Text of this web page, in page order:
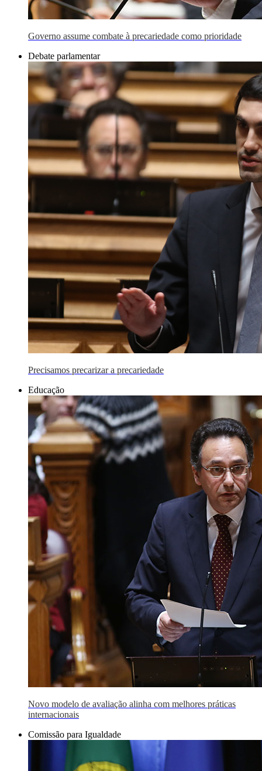
Governo assume combate à precariedade como prioridade
Debate parlamentar
Precisamos precarizar a precariedade
Educação
Novo modelo de avaliação alinha com melhores práticas
internacionais
Comissão para Igualdade